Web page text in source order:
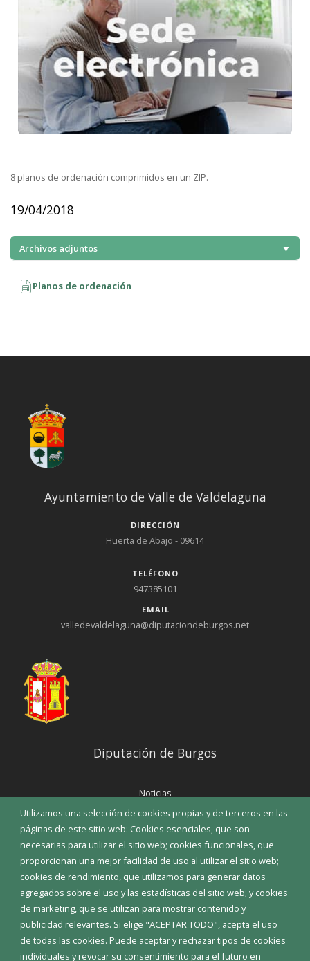
8 planos de ordenación comprimidos en un ZIP.
19/04/2018
Archivos adjuntos ▼
Planos de ordenación
Utilizamos una selección de cookies propias y de terceros en las
páginas de este sitio web: Cookies esenciales, que son
necesarias para utilizar el sitio web; cookies funcionales, que
proporcionan una mejor facilidad de uso al utilizar el sitio web;
cookies de rendimiento, que utilizamos para generar datos
agregados sobre el uso y las estadísticas del sitio web; y cookies
de marketing, que se utilizan para mostrar contenido y
publicidad relevantes. Si elige "ACEPTAR TODO", acepta el uso
de todas las cookies. Puede aceptar y rechazar tipos de cookies
individuales y revocar su consentimiento para el futuro en
Ayuntamiento de Valle de Valdelaguna
DIRECCIÓN
Huerta de Abajo - 09614
TELÉFONO
947385101
EMAIL
valledevaldelaguna@diputaciondeburgos.net
Diputación de Burgos
Noticias
Eventos
Corporación Municipal
Teléfonos de interés
INICIAR SESIÓN
MAPA WEB